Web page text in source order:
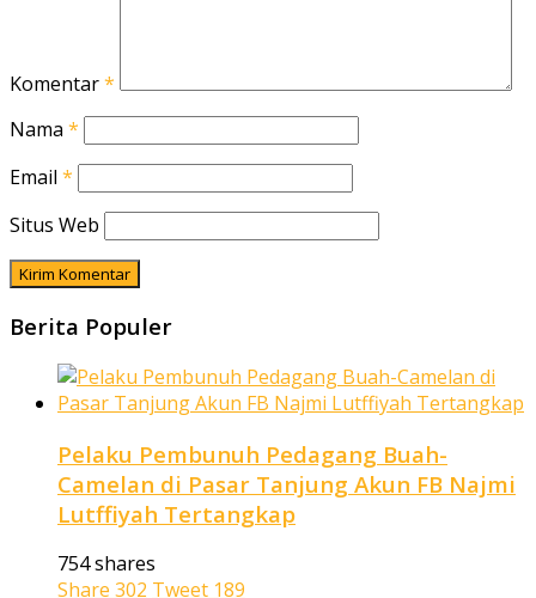
Komentar*
Nama *
Email *
Situs Web
Berita Populer
Pelaku Pembunuh Pedagang Buah-
Camelan di Pasar Tanjung Akun FB Najmi
Lutffiyah Tertangkap
754 shares
Share 302 Tweet 189